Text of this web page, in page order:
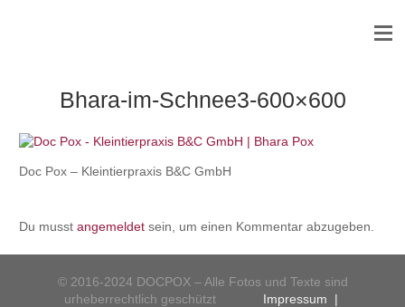
Bhara-im-Schnee3-600×600
Doc Pox – Kleintierpraxis B&C GmbH
Du musst angemeldet sein, um einen Kommentar abzugeben.
© 2016-2024 DOCPOX – Alle Fotos und Texte sind
urheberrechtlich geschützt
Impressum |